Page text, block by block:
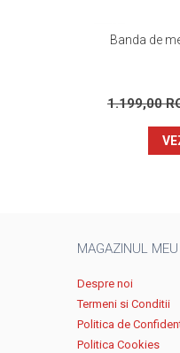
Banda de
1.199,00
MAGAZINUL MEU
Despre noi
Termeni si Conditii
Politica de
Politica Cookies